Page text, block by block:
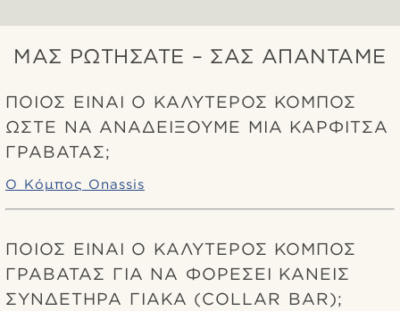
ΜΑΣ ΡΩΤΉΣΑΤΕ – ΣΑΣ ΑΠΑΝΤΆΜΕ
ΠΟΙΟΣ ΕΊΝΑΙ Ο ΚΑΛΎΤΕΡΟΣ ΚΌΜΠΟΣ
ΏΣΤΕ ΝΑ ΑΝΑΔΕΊΞΟΥΜΕ ΜΙΑ ΚΑΡΦΊΤΣΑ
ΓΡΑΒΆΤΑΣ;
Ο Κόμπος Onassis
ΠΟΙΟΣ ΕΊΝΑΙ Ο ΚΑΛΎΤΕΡΟΣ ΚΌΜΠΟΣ
ΓΡΑΒΆΤΑΣ ΓΙΑ ΝΑ ΦΟΡΈΣΕΙ ΚΑΝΕΊΣ
ΣΥΝΔΕΤΉΡΑ ΓΙΑΚΆ (COLLAR BAR);